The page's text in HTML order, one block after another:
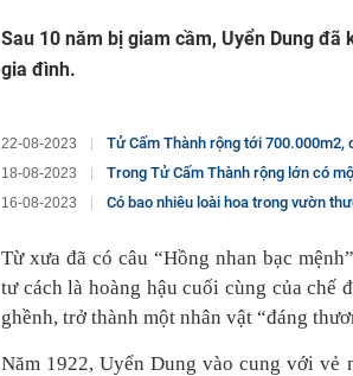
Sau 10 năm bị giam cầm, Uyển Dung
gia đình.
22-08-2023 Tử Cấm Thành rộng tới 700.000m2, có
18-08-2023 Trong Tử Cấm Thành rộng lớn có một
16-08-2023 Có bao nhiêu loài hoa trong vườn
Từ xưa đã có câu “Hồng nhan bạc
tư cách là hoàng hậu cuối cùng của chế
ghềnh, trở thành một nhân vật “đáng
Năm 1922, Uyển Dung vào cung với vẻ